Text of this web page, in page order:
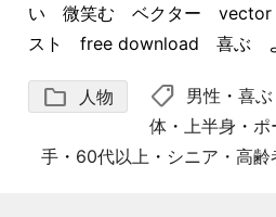
い 微笑む ベクター vector
スト free download 喜ぶ
folder 人物 shoppingmode 男性 ・喜ぶ
体 ・ 上半身 ・ ポ
手・ 60代以上 ・ シニア・高齢